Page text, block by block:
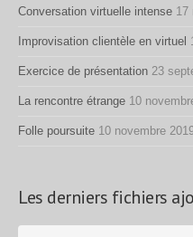
Conversation virtuelle intense 17
Improvisation clientèle en virtuel
Exercice de présentation 23
La rencontre étrange 10
Folle poursuite 10 novembre
Les derniers fichiers